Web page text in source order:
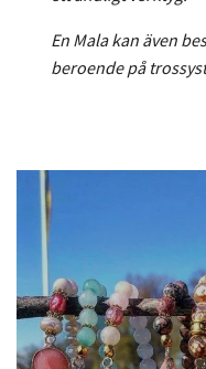
En Mala kan även
beroende på